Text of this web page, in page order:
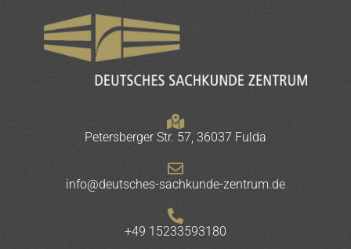
Petersberger Str. 57, 36037 Fulda
info@deutsches-sachkunde-zentrum.de
+49 15233593180